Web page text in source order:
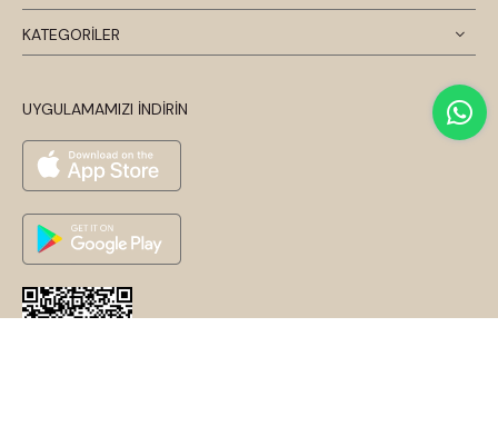
KATEGORİLER
UYGULAMAMIZI İNDİRİN